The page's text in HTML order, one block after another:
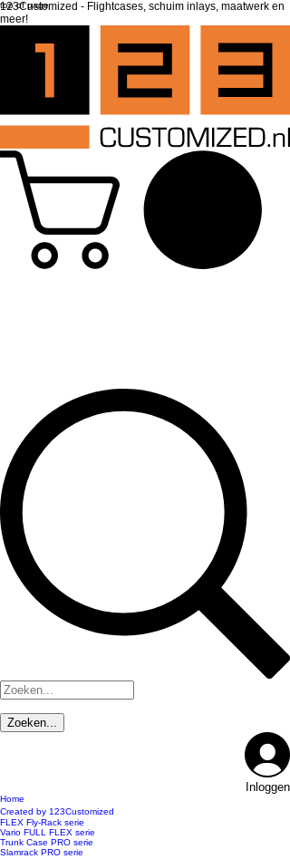
top of page
123Customized - Flightcases, schuim inlays, maatwerk en
meer!
Inloggen
Home
Created by 123Customized
FLEX Fly-Rack serie
Vario FULL FLEX serie
Trunk Case PRO serie
Slamrack PRO serie